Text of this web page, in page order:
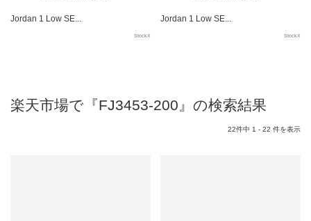
Jordan 1 Low SE...
StockX
Jordan 1 Low SE...
StockX
楽天市場で『FJ3453-200』の検索結果
22件中 1 - 22 件を表示